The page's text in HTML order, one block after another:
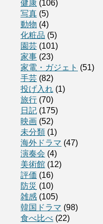
健康 (106)
写真 (5)
動物 (4)
化粧品 (5)
園芸 (101)
家事 (23)
家電・ガジェト (51)
手芸 (82)
投げ入れ (1)
旅行 (70)
日記 (175)
映画 (52)
未分類 (1)
海外ドラマ (47)
演奏会 (4)
美術館 (12)
評価 (16)
防災 (10)
雑感 (105)
韓国ドラマ (98)
食べ比べ (22)